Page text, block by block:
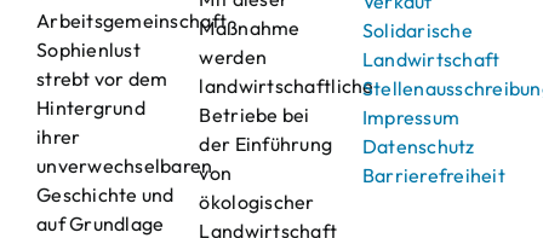
Arbeitsgemeinschaft
Sophienlust
strebt vor dem
Hintergrund
ihrer
unverwechselbaren
Geschichte und
auf Grundlage
Maßnahme
werden
landwirtschaftliche
Betriebe bei
der Einführung
von
ökologischer
Landwirtschaft
Solidarische
Landwirtschaft
Impressum
Datenschutz
Barrierefreiheit